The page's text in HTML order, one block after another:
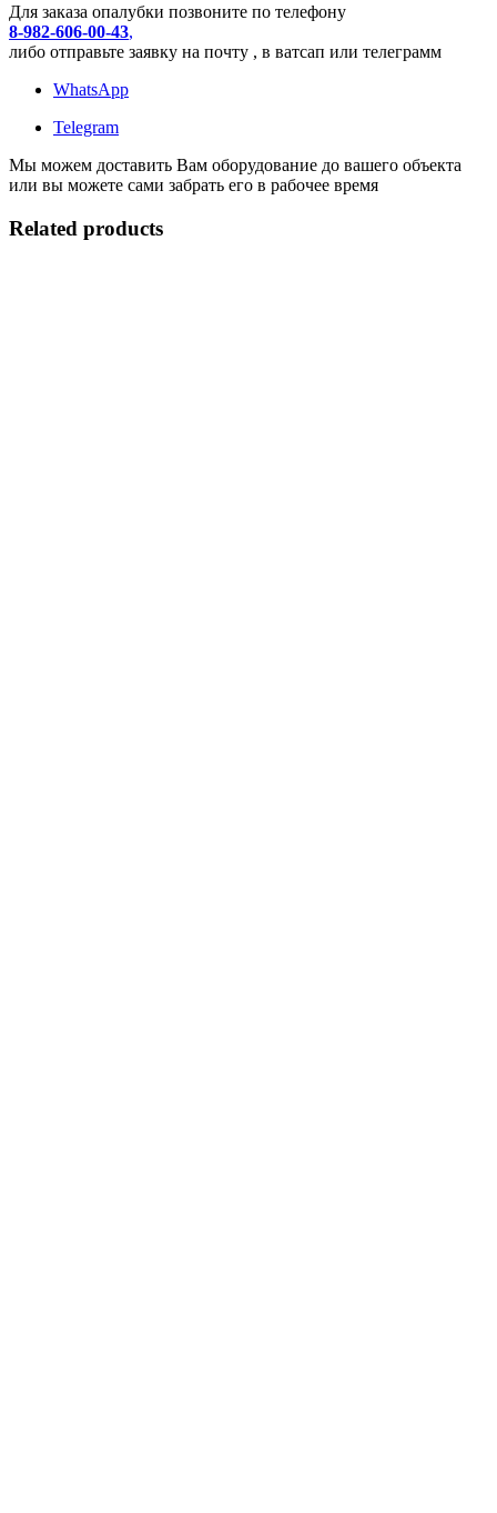
Для заказа опалубки позвоните по телефону
8-982-606-00-43,
либо отправьте заявку на почту , в ватсап или телеграмм
WhatsApp
Telegram
Мы можем доставить Вам оборудование до вашего объекта
или вы можете сами забрать его в рабочее время
Related products